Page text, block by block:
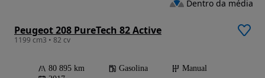
Peugeot 208 PureTech 82 Active
1199 cm3 • 82 cv
80 895 km Gasolina
Manual
Dentro da média